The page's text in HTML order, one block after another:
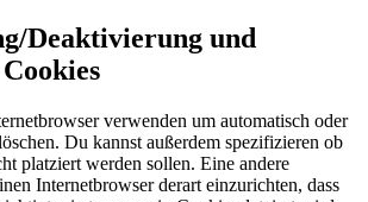
Deaktivierung und
verwenden um automatisch oder
Du kannst außerdem spezifizieren ob
platziert werden sollen. Eine andere
Internetbrowser derart einzurichten, dass